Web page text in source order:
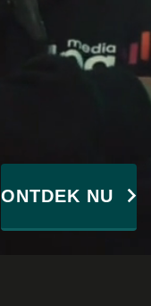
ONTDEK NU